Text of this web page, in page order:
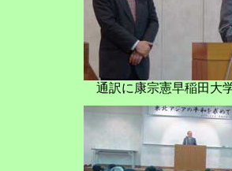
通訳に康宗憲早稲田大